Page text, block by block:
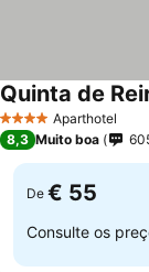
4 EstrelasAparthotel
Quinta de
8,3 Muito boa
De € 55
Consulte os